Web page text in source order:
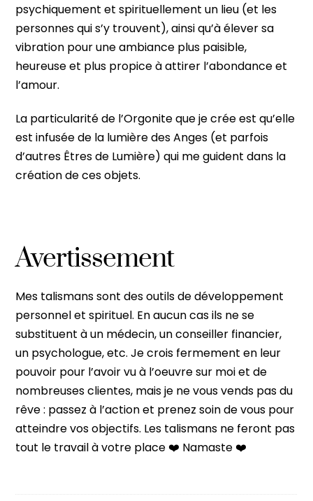
psychiquement et spirituellement un lieu (et les
personnes qui s’y trouvent), ainsi qu’à élever sa
vibration pour une ambiance plus paisible,
heureuse et plus propice à attirer l’abondance et
l’amour.
La particularité de l’Orgonite que je crée est qu’elle
est infusée de la lumière des Anges (et parfois
d’autres Êtres de Lumière) qui me guident dans la
création de ces objets.
Avertissement
Mes talismans sont des outils de développement
personnel et spirituel. En aucun cas ils ne se
substituent à un médecin, un conseiller financier,
un psychologue, etc. Je crois fermement en leur
pouvoir pour l’avoir vu à l’oeuvre sur moi et de
nombreuses clientes, mais je ne vous vends pas du
rêve : passez à l’action et prenez soin de vous pour
atteindre vos objectifs. Les talismans ne feront pas
tout le travail à votre place ❤️ Namaste ❤️